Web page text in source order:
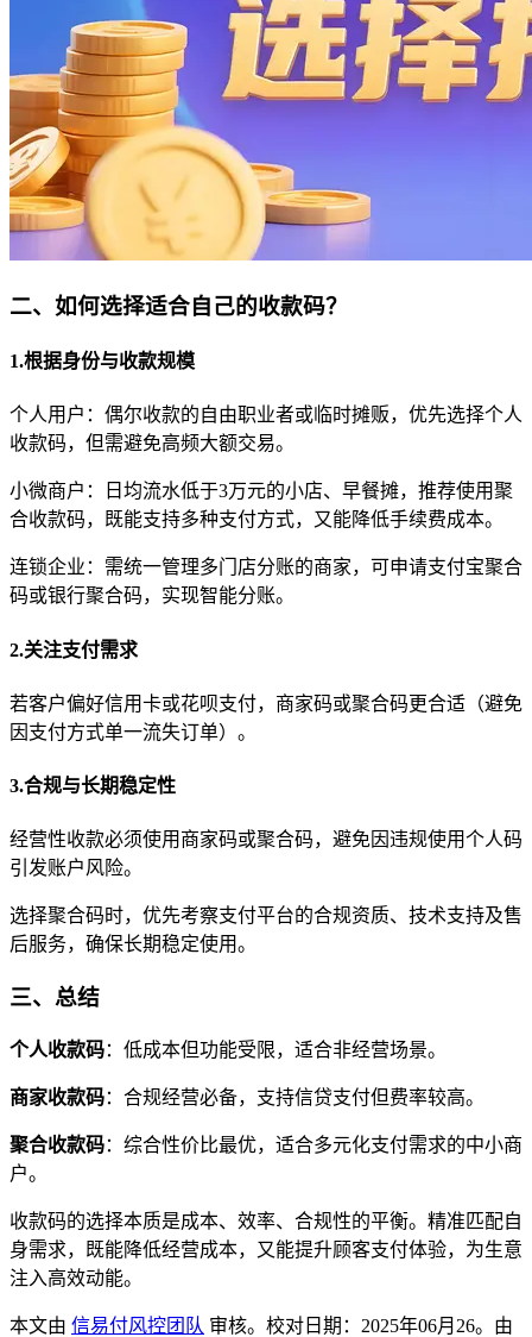
二、如何选择适合自己的收款码？
1.根据身份与收款规模
个人用户：偶尔收款的自由职业者或临时摊贩，优先选择个人
收款码，但需避免高频大额交易。
小微商户：日均流水低于3万元的小店、早餐摊，推荐使用聚
合收款码，既能支持多种支付方式，又能降低手续费成本。
连锁企业：需统一管理多门店分账的商家，可申请支付宝聚合
码或银行聚合码，实现智能分账。
2.关注支付需求
若客户偏好信用卡或花呗支付，商家码或聚合码更合适（避免
因支付方式单一流失订单）。
3.合规与长期稳定性
经营性收款必须使用商家码或聚合码，避免因违规使用个人码
引发账户风险。
选择聚合码时，优先考察支付平台的合规资质、技术支持及售
后服务，确保长期稳定使用。
三、总结
个人收款码：低成本但功能受限，适合非经营场景。
商家收款码：合规经营必备，支持信贷支付但费率较高。
聚合收款码：综合性价比最优，适合多元化支付需求的中小商
户。
收款码的选择本质是成本、效率、合规性的平衡。精准匹配自
身需求，既能降低经营成本，又能提升顾客支付体验，为生意
注入高效动能。
本文由 信易付风控团队 审核。校对日期： 2025年06月26。由